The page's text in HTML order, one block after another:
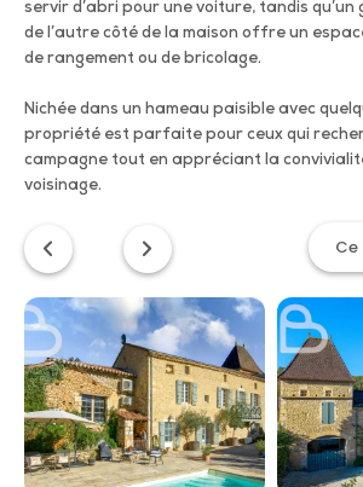
servir d’abri pour une voiture, tandis
de l’autre côté de la maison offre un
de rangement ou de bricolage.
Nichée dans un hameau paisible avec
propriété est parfaite pour ceux qui
campagne tout en appréciant la
voisinage.
Ce